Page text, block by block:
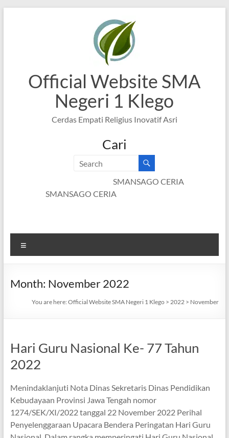
Official Website SMA
Negeri 1 Klego
Cerdas Empati Religius Inovatif Asri
Cari
SMANSAGO CERIA
SMANSAGO CERIA
Month: November 2022
You are here:Official Website SMA Negeri 1 Klego >2022 > November
Hari Guru Nasional Ke- 77 Tahun
2022
Menindaklanjuti Nota Dinas Sekretaris Dinas Pendidikan
Kebudayaan Provinsi Jawa Tengah nomor
1274/SEK/XI/2022 tanggal 22 November 2022 Perihal
Penyelenggaraan Upacara Bendera Peringatan Hari Guru